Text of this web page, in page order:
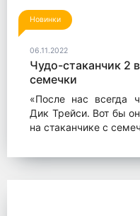
Новинки
06.11.2022
Чудо-стаканчик 2
семечки
«После нас всегда
Дик Трейси. Вот бы
на стаканчике с